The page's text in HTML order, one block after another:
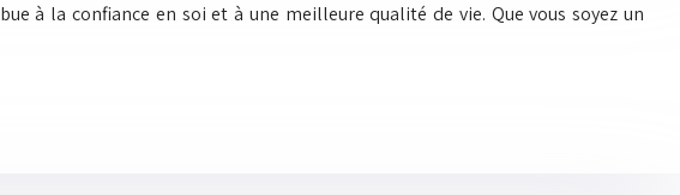
à la confiance en soi et à une meilleure qualité de vie. Que vous soyez un